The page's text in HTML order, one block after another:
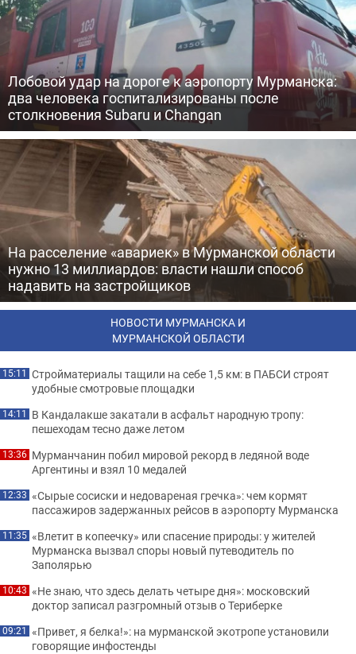
Лобовой удар на дороге к аэропорту Мурманска:
два человека госпитализированы после
столкновения Subaru и Changan
На расселение «авариек» в Мурманской области
нужно 13 миллиардов: власти нашли способ
надавить на застройщиков
НОВОСТИ МУРМАНСКА И
МУРМАНСКОЙ ОБЛАСТИ
15:11 Стройматериалы тащили на себе 1,5 км: в ПАБСИ строят
удобные смотровые площадки
14:11 В Кандалакше закатали в асфальт народную тропу:
пешеходам тесно даже летом
13:36 Мурманчанин побил мировой рекорд в ледяной воде
Аргентины и взял 10 медалей
12:33 «Сырые сосиски и недовареная гречка»: чем кормят
пассажиров задержанных рейсов в аэропорту Мурманска
11:35 «Влетит в копеечку» или спасение природы: у жителей
Мурманска вызвал споры новый путеводитель по
Заполярью
10:43 «Не знаю, что здесь делать четыре дня»: московский
доктор записал разгромный отзыв о Териберке
09:21 «Привет, я белка!»: на мурманской экотропе установили
говорящие инфостенды